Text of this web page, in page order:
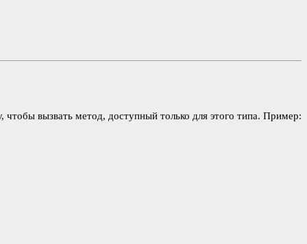
вызвать метод, доступный только для этого типа. Пример: